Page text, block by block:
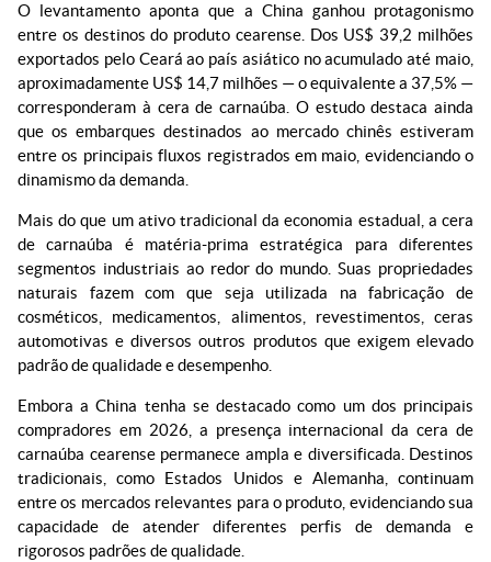
O levantamento aponta que a China ganhou protagonismo
entre os destinos do produto cearense. Dos US$ 39,2 milhões
exportados pelo Ceará ao país asiático no acumulado até maio,
aproximadamente US$ 14,7 milhões — o equivalente a 37,5% —
corresponderam à cera de carnaúba. O estudo destaca ainda
que os embarques destinados ao mercado chinês estiveram
entre os principais fluxos registrados em maio, evidenciando o
dinamismo da demanda.
Mais do que um ativo tradicional da economia estadual, a cera
de carnaúba é matéria-prima estratégica para diferentes
segmentos industriais ao redor do mundo. Suas propriedades
naturais fazem com que seja utilizada na fabricação de
cosméticos, medicamentos, alimentos, revestimentos, ceras
automotivas e diversos outros produtos que exigem elevado
padrão de qualidade e desempenho.
Embora a China tenha se destacado como um dos principais
compradores em 2026, a presença internacional da cera de
carnaúba cearense permanece ampla e diversificada. Destinos
tradicionais, como Estados Unidos e Alemanha, continuam
entre os mercados relevantes para o produto, evidenciando sua
capacidade de atender diferentes perfis de demanda e
rigorosos padrões de qualidade.